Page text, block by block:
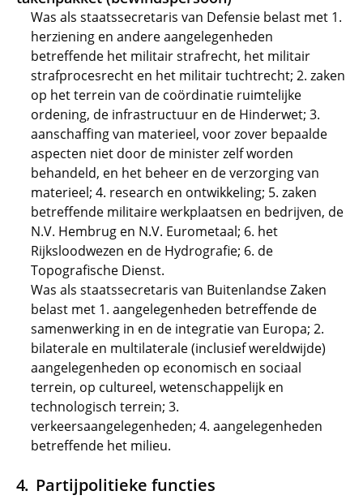
Was als staatssecretaris van Defensie belast met 1.
herziening en andere aangelegenheden
betreffende het militair strafrecht, het militair
strafprocesrecht en het militair tuchtrecht; 2. zaken
op het terrein van de coördinatie ruimtelijke
ordening, de infrastructuur en de Hinderwet; 3.
aanschaffing van materieel, voor zover bepaalde
aspecten niet door de minister zelf worden
behandeld, en het beheer en de verzorging van
materieel; 4. research en ontwikkeling; 5. zaken
betreffende militaire werkplaatsen en bedrijven, de
N.V. Hembrug en N.V. Eurometaal; 6. het
Rijksloodwezen en de Hydrografie; 6. de
Topografische Dienst.
Was als staatssecretaris van Buitenlandse Zaken
belast met 1. aangelegenheden betreffende de
samenwerking in en de integratie van Europa; 2.
bilaterale en multilaterale (inclusief wereldwijde)
aangelegenheden op economisch en sociaal
terrein, op cultureel, wetenschappelijk en
technologisch terrein; 3.
verkeersaangelegenheden; 4. aangelegenheden
betreffende het milieu.
Partijpolitieke functies